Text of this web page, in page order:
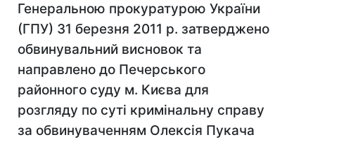
Генеральною прокуратурою України
(ГПУ) 31 березня 2011 р. затверджено
обвинувальний висновок та
направлено до Печерського
районного суду м. Києва для
розгляду по суті кримінальну справу
за обвинуваченням Олексія Пукача